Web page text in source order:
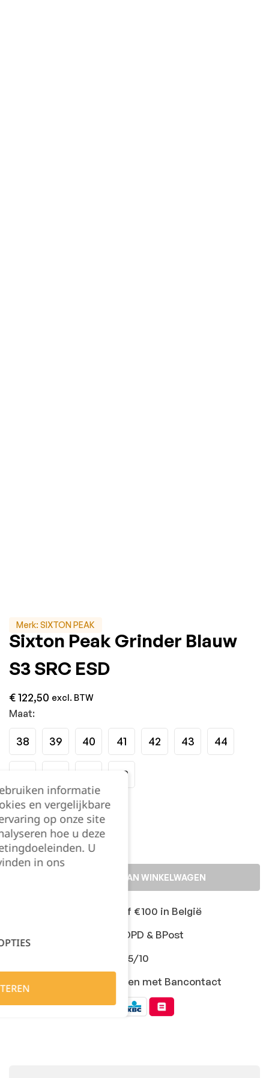
Merk: SIXTON PEAK
Sixton Peak Grinder Blauw
S3 SRC ESD
€122,50 excl. BTW
Maat:
38 39 40 41 42 43 44
48
Kies je aantal:
TOEVOEGEN AAN WINKELWAGEN
Gratis levering vanaf €100 in België
Snelle levering met DPD & BPost
Klanten geven ons 9,5/10
Veilig online afrekenen met Bancontact
informatie
en vergelijkbare
op onze site
hoe u deze
U
in ons